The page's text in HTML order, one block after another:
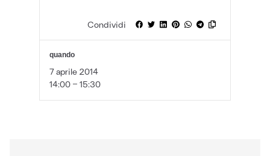
Condividi
quando
7 aprile 2014
14:00 - 15:30